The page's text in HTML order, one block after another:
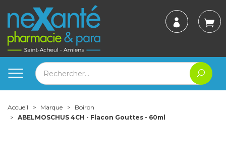
Accueil Marque
Boiron
ABELMOSCHUS 4CH - Flacon Gouttes - 60ml